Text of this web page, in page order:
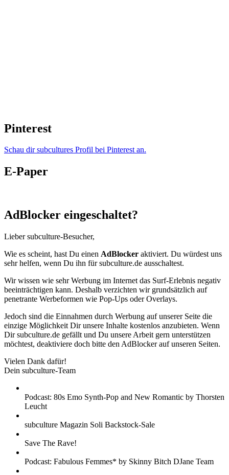
Pinterest
Schau dir subcultures Profil bei Pinterest an.
E-Paper
AdBlocker eingeschaltet?
Lieber subculture-Besucher,
Wie es scheint, hast Du einen AdBlocker aktiviert. Du würdest uns
sehr helfen, wenn Du ihn für subculture.de ausschaltest.
Wir wissen wie sehr Werbung im Internet das Surf-Erlebnis negativ
beeinträchtigen kann. Deshalb verzichten wir grundsätzlich auf
penetrante Werbeformen wie Pop-Ups oder Overlays.
Jedoch sind die Einnahmen durch Werbung auf unserer Seite die
einzige Möglichkeit Dir unsere Inhalte kostenlos anzubieten. Wenn
Dir subculture.de gefällt und Du unsere Arbeit gern unterstützen
möchtest, deaktiviere doch bitte den AdBlocker auf unseren Seiten.
Vielen Dank dafür!
Dein subculture-Team
Podcast: 80s Emo Synth-Pop and New Romantic by Thorsten
Leucht
subculture Magazin Soli Backstock-Sale
Save The Rave!
Podcast: Fabulous Femmes* by Skinny Bitch DJane Team